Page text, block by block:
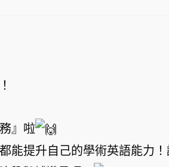
』啦
能提升自己的學術英語能力！